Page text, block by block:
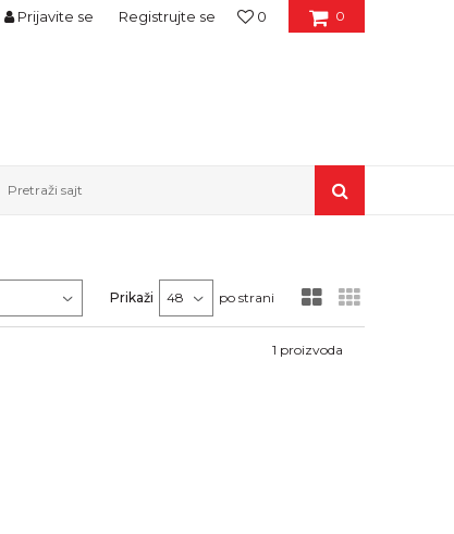
0
0
Prijavite se Registrujte se
Pretraži sajt
Prikaži po strani
1 proizvoda